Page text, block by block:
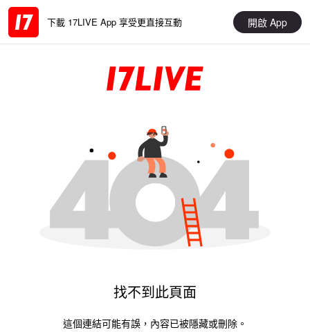
下載 17LIVE App 享受更直接互動 開啟 App
找不到此頁面
這個連結可能有誤，內容已被隱藏或刪除。